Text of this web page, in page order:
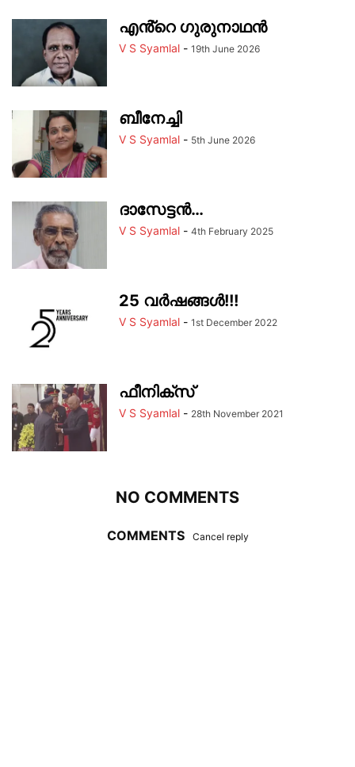
എൻ്റെ ഗുരുനാഥൻ
V S Syamlal - 19th June 2026
ബീനേച്ചി
V S Syamlal - 5th June 2026
ദാസേട്ടൻ…
V S Syamlal - 4th February 2025
25 വര്‍ഷങ്ങള്‍!!!
V S Syamlal - 1st December 2022
ഫീനിക്സ്
V S Syamlal - 28th November 2021
NO COMMENTS
COMMENTS Cancel reply